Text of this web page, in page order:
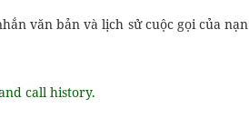
văn bản và lịch sử cuộc gọi của nạn
call history.